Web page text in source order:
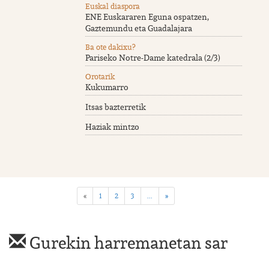
Euskal diaspora
ENE Euskararen Eguna ospatzen,
Gaztemundu eta Guadalajara
Ba ote dakixu?
Pariseko Notre-Dame katedrala (2/3)
Orotarik
Kukumarro
Itsas bazterretik
Haziak mintzo
« 1 2 3 »
Gurekin harremanetan sar